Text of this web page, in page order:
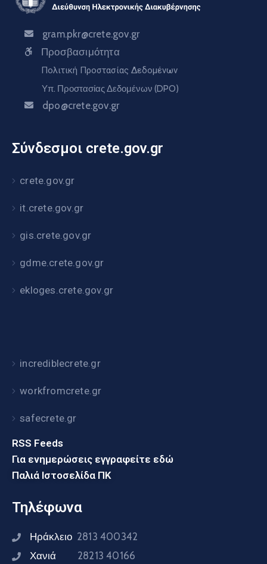
gram.pkr@crete.gov.gr
Προσβασιμότητα
Πολιτική Προστασίας Δεδομένων
Υπ. Προστασίας Δεδομένων (DPO)
dpo@crete.gov.gr
Σύνδεσμοι crete.gov.gr
crete.gov.gr
it.crete.gov.gr
gis.crete.gov.gr
gdme.crete.gov.gr
ekloges.crete.gov.gr
incrediblecrete.gr
workfromcrete.gr
safecrete.gr
RSS Feeds
Για ενημερώσεις εγγραφείτε εδώ
Παλιά Ιστοσελίδα ΠΚ
Τηλέφωνα
Ηράκλειο 2813 400342
Χανιά 28213 40166